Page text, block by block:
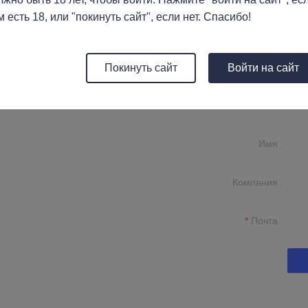
Имя
Компания
Почта
Покинуть сайт Войти на сайт
есть 18, или "покинуть сайт", если нет. Спасибо!